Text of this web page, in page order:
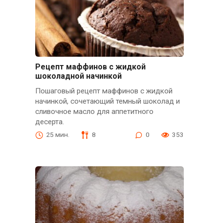
Рецепт маффинов с жидкой
шоколадной начинкой
Пошаговый рецепт маффинов с жидкой
начинкой, сочетающий темный шоколад и
сливочное масло для аппетитного
десерта.
25 мин. 8 0 353